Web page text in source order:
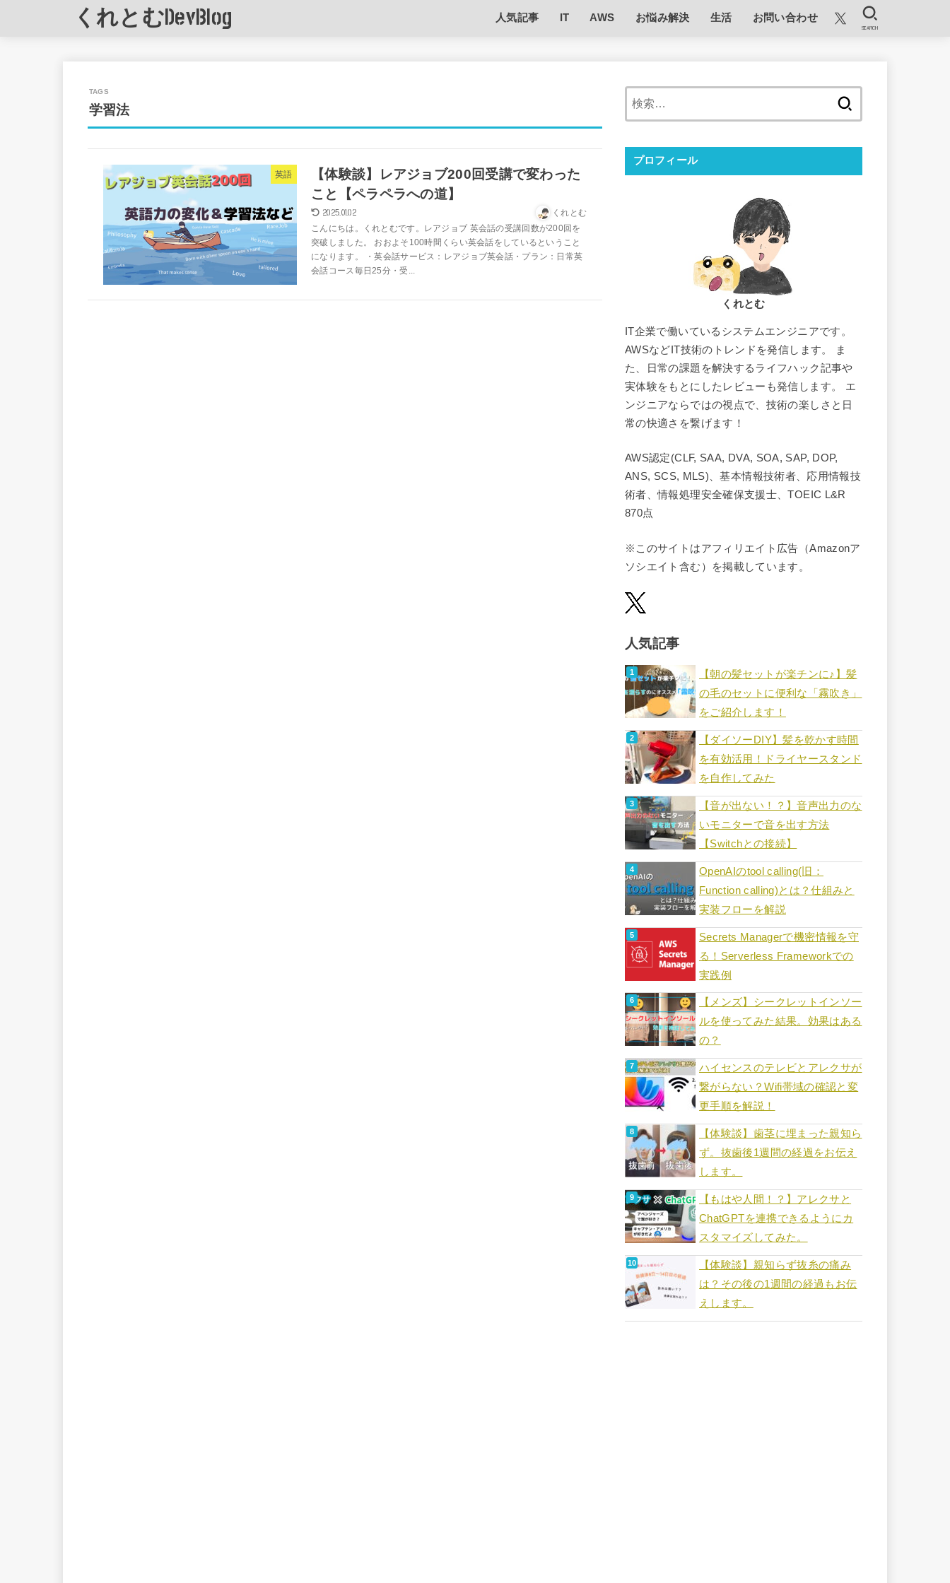
くれとむDevBlog 人気記事 IT AWS お悩み解決 生活 お問い合わせ
SEARCH
学習法
英語
【体験談】レアジョブ200回受講で変わった
こと【ペラペラへの道】
2025.01.02 くれとむ
こんにちは。くれとむです。レアジョブ 英会話の受講回数が200回を
突破しました。 おおよそ100時間くらい英会話をしているということ
になります。 ・英会話サービス：レアジョブ英会話・プラン：日常英
会話コース毎日25分・受...
プロフィール
くれとむ
IT企業で働いているシステムエンジニアです。
AWSなどIT技術のトレンドを発信します。 ま
た、日常の課題を解決するライフハック記事や
実体験をもとにしたレビューも発信します。 エ
ンジニアならではの視点で、技術の楽しさと日
常の快適さを繋げます！
AWS認定(CLF, SAA, DVA, SOA, SAP, DOP,
ANS, SCS, MLS)、基本情報技術者、応用情報技
術者、情報処理安全確保支援士、TOEIC L&R
870点
※このサイトはアフィリエイト広告（Amazonア
ソシエイト含む）を掲載しています。
人気記事
【朝の髪セットが楽チンに♪】髪
の毛のセットに便利な「霧吹き」
をご紹介します！
【ダイソーDIY】髪を乾かす時間
を有効活用！ドライヤースタンド
を自作してみた
【音が出ない！？】音声出力のな
いモニターで音を出す方法
【Switchとの接続】
OpenAIのtool calling(旧：
Function calling)とは？仕組みと
実装フローを解説
Secrets Managerで機密情報を守
る！Serverless Frameworkでの
実践例
【メンズ】シークレットインソー
ルを使ってみた結果。効果はある
の？
ハイセンスのテレビとアレクサが
繋がらない？Wifi帯域の確認と変
更手順を解説！
【体験談】歯茎に埋まった親知ら
ず。抜歯後1週間の経過をお伝え
します。
【もはや人間！？】アレクサと
ChatGPTを連携できるようにカ
スタマイズしてみた。
【体験談】親知らず抜糸の痛み
は？その後の1週間の経過もお伝
えします。